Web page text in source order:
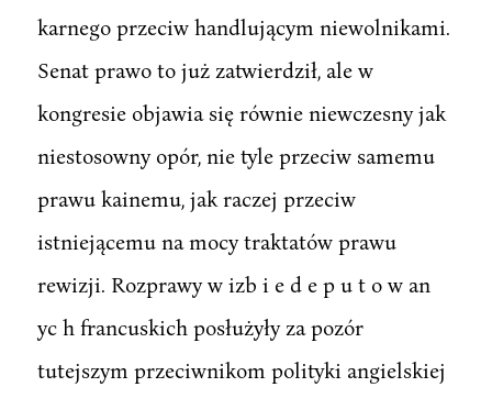
karnego przeciw handlującym niewolnikami.
Senat prawo to już zatwierdził, ale w
kongresie objawia się równie niewczesny jak
niestosowny opór, nie tyle przeciw samemu
prawu kainemu, jak raczej przeciw
istniejącemu na mocy traktatów prawu
rewizji. Rozprawy w izb i e d e p u t o w an
yc h francuskich posłużyły za pozór
tutejszym przeciwnikom polityki angielskiej